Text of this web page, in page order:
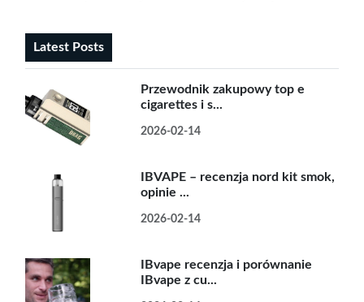
Latest Posts
Przewodnik zakupowy top e
cigarettes i s...
2026-02-14
IBVAPE – recenzja nord kit smok,
opinie ...
2026-02-14
IBvape recenzja i porównanie
IBvape z cu...